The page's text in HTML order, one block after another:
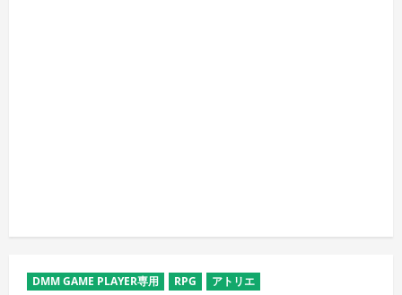
DMM GAME PLAYER専用 RPG アトリエ